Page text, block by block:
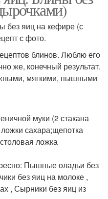
без яиц на кефире (с
с фото.
блинов. Люблю его
же, конечный результат.
мягкими, пышными
муки (2 стакана
сахара;щепотка
ложка
Пышные оладьи без
без яиц на молоке ,
, Сырники без яиц из